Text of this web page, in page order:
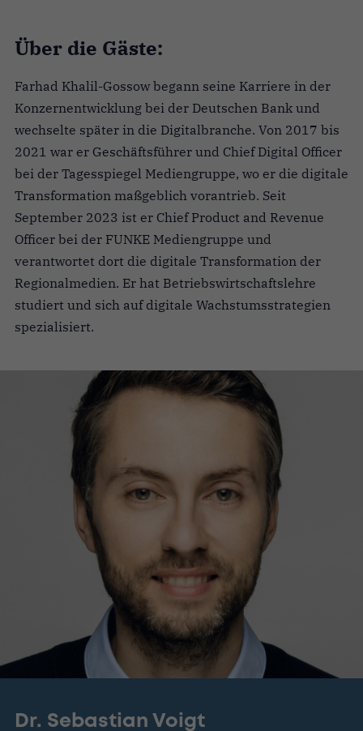
Über die Gäste:
Farhad Khalil-Gossow begann seine Karriere in der
Konzernentwicklung bei der Deutschen Bank und
wechselte später in die Digitalbranche. Von 2017 bis
2021 war er Geschäftsführer und Chief Digital Officer
bei der Tagesspiegel Mediengruppe, wo er die digitale
Transformation maßgeblich vorantrieb. Seit
September 2023 ist er Chief Product and Revenue
Officer bei der FUNKE Mediengruppe und
verantwortet dort die digitale Transformation der
Regionalmedien. Er hat Betriebswirtschaftslehre
studiert und sich auf digitale Wachstumsstrategien
spezialisiert.
Dr. Sebastian Voigt